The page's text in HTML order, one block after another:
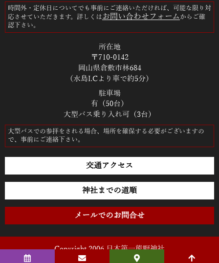
時間外・定休日についてでも事前にご連絡いただければ、可能な限り対
応させていただきます。詳しくはお問い合わせフォーム からご確
認下さい。
所在地
〒710-0142
岡山県倉敷市林684
（水島I.Cより車で約5分）
駐車場
有（50台）
大型バス乗り入れ可（3台）
大型バスでの参拝をされる場合、場所を確保する必要がございますの
で、事前にご連絡下さい。
交通アクセス
神社までの道順
メールでのお問合せ
Copyright 2006 日本第一熊野神社